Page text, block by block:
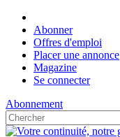
Abonner
Offres d'emploi
Placer une annonce
Magazine
Se connecter
Abonnement